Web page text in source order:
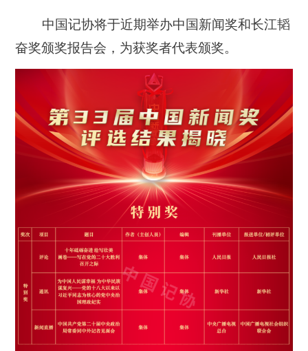
中国记协将于近期举办中国新闻奖和长江韬
奋奖颁奖报告会，为获奖者代表颁奖。